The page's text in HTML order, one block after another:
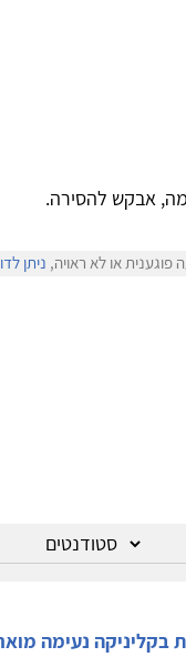
אבקש להסירה.
או לא ראויה, ניתן
בקליניקה נעימה